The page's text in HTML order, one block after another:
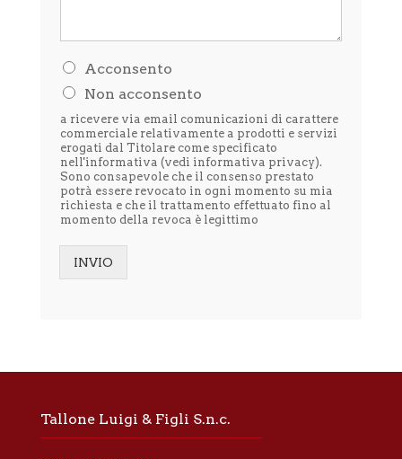
H
l
e
t
t
o
l
i
n
f
r
a
i
v
Acconsento
Non acconsento
a ricevere via email comunicazioni di carattere
commerciale relativamente a prodotti e servizi
erogati dal Titolare come specificato
nell'informativa (vedi informativa privacy).
Sono consapevole che il consenso prestato
potrà essere revocato in ogni momento su mia
richiesta e che il trattamento effettuato fino al
momento della revoca è legittimo
INVIO
Tallone Luigi & Figli S.n.c.